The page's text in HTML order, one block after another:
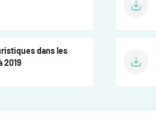
dans les
2019